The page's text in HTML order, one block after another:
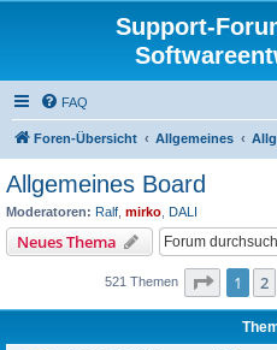
Support-
FAQ
Foren-Übersicht Allgemeines
Allgemeines Board
Moderatoren: Ralf mirko DALI
Neues Thema
521 Themen Seite 1
1 2